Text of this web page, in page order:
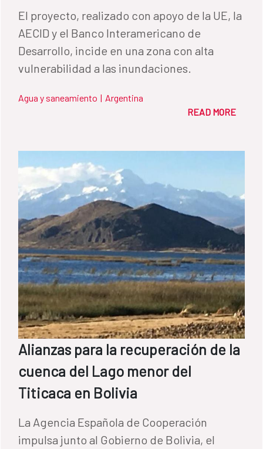
El proyecto, realizado con apoyo de la UE, la
AECID y el Banco Interamericano de
Desarrollo, incide en una zona con alta
vulnerabilidad a las inundaciones.
Agua y saneamiento | Argentina
READ MORE
Alianzas para la recuperación de la
cuenca del Lago menor del
Titicaca en Bolivia
La Agencia Española de Cooperación
impulsa junto al Gobierno de Bolivia, el